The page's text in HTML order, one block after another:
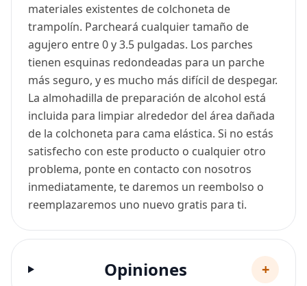
materiales existentes de colchoneta de
trampolín. Parcheará cualquier tamaño de
agujero entre 0 y 3.5 pulgadas. Los parches
tienen esquinas redondeadas para un parche
más seguro, y es mucho más difícil de despegar.
La almohadilla de preparación de alcohol está
incluida para limpiar alrededor del área dañada
de la colchoneta para cama elástica. Si no estás
satisfecho con este producto o cualquier otro
problema, ponte en contacto con nosotros
inmediatamente, te daremos un reembolso o
reemplazaremos uno nuevo gratis para ti.
Opiniones +